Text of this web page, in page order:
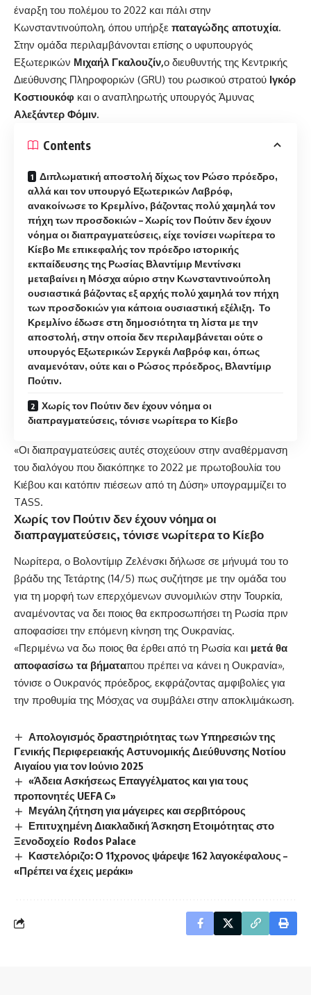
έναρξη του πολέμου το 2022 και πάλι στην
Κωνσταντινούπολη, όπου υπήρξε παταγώδης αποτυχία.
Στην ομάδα περιλαμβάνονται επίσης ο υφυπουργός
Εξωτερικών Μιχαήλ Γκαλουζίν,ο διευθυντής της Κεντρικής
Διεύθυνσης Πληροφοριών (GRU) του ρωσικού στρατού Ιγκόρ
Κοστιουκόφ και ο αναπληρωτής υπουργός Άμυνας
Αλεξάντερ Φόμιν.
Contents
Διπλωματική αποστολή δίχως τον Ρώσο πρόεδρο,
αλλά και τον υπουργό Εξωτερικών Λαβρόφ,
ανακοίνωσε το Κρεμλίνο, βάζοντας πολύ χαμηλά τον
πήχη των προσδοκιών – Χωρίς τον Πούτιν δεν έχουν
νόημα οι διαπραγματεύσεις, είχε τονίσει νωρίτερα το
Κίεβο Με επικεφαλής τον πρόεδρο ιστορικής
εκπαίδευσης της Ρωσίας Βλαντίμιρ Μεντίνσκι
μεταβαίνει η Μόσχα αύριο στην Κωνσταντινούπολη
ουσιαστικά βάζοντας εξ αρχής πολύ χαμηλά τον πήχη
των προσδοκιών για κάποια ουσιαστική εξέλιξη. Το
Κρεμλίνο έδωσε στη δημοσιότητα τη λίστα με την
αποστολή, στην οποία δεν περιλαμβάνεται ούτε ο
υπουργός Εξωτερικών Σεργκέι Λαβρόφ και, όπως
αναμενόταν, ούτε και ο Ρώσος πρόεδρος, Βλαντίμιρ
Πούτιν.
Χωρίς τον Πούτιν δεν έχουν νόημα οι
διαπραγματεύσεις, τόνισε νωρίτερα το Κίεβο
«Οι διαπραγματεύσεις αυτές στοχεύουν στην αναθέρμανση
του διαλόγου που διακόπηκε το 2022 με πρωτοβουλία του
Κιέβου και κατόπιν πιέσεων από τη Δύση» υπογραμμίζει το
TASS.
Χωρίς τον Πούτιν δεν έχουν νόημα οι
διαπραγματεύσεις, τόνισε νωρίτερα το Κίεβο
Νωρίτερα, ο Βολοντίμιρ Ζελένσκι δήλωσε σε μήνυμά του το
βράδυ της Τετάρτης (14/5) πως συζήτησε με την ομάδα του
για τη μορφή των επερχόμενων συνομιλιών στην Τουρκία,
αναμένοντας να δει ποιος θα εκπροσωπήσει τη Ρωσία πριν
αποφασίσει την επόμενη κίνηση της Ουκρανίας.
«Περιμένω να δω ποιος θα έρθει από τη Ρωσία και μετά θα
αποφασίσω τα βήματαπου πρέπει να κάνει η Ουκρανία»,
τόνισε ο Ουκρανός πρόεδρος, εκφράζοντας αμφιβολίες για
την προθυμία της Μόσχας να συμβάλει στην αποκλιμάκωση.
Απολογισμός δραστηριότητας των Υπηρεσιών της
Γενικής Περιφερειακής Αστυνομικής Διεύθυνσης Νοτίου
Αιγαίου για τον Ιούνιο 2025
«Άδεια Ασκήσεως Επαγγέλματος και για τους
προπονητές UEFA C»
Μεγάλη ζήτηση για μάγειρες και σερβιτόρους
Επιτυχημένη Διακλαδική Άσκηση Ετοιμότητας στο
Ξενοδοχείο Rodos Palace
Καστελόριζο: Ο 11χρονος ψάρεψε 162 λαγοκέφαλους –
«Πρέπει να έχεις μεράκι»